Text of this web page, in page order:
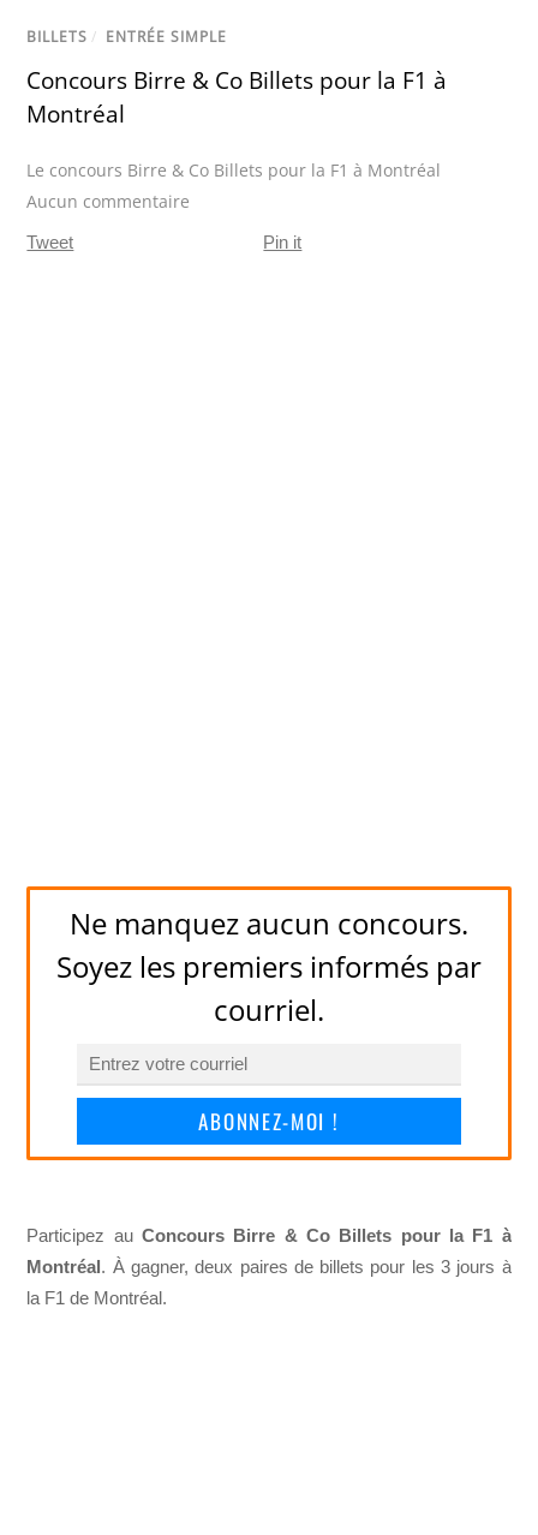
BILLETS / ENTRÉE SIMPLE
Concours Birre & Co Billets pour la F1 à
Montréal
Le concours Birre & Co Billets pour la F1 à Montréal
Aucun commentaire
Tweet Pin it
Ne manquez aucun concours.
Soyez les premiers informés par
courriel.
ABONNEZ-MOI !
Participez auConcours Birre & Co Billets pour la F1 à
Montréal. À gagner, deux paires de billets pour les 3 jours à
la F1 de Montréal.